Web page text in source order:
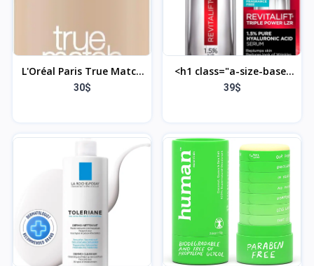
L'Oréal Paris True Match
– Fond de teint liquide
d'acide hyaluronique, 30
ml, teinte : rose vanille
30$
<h1 class="a-size-base-
plus a-text-bold"> À
unordered-list a-vertical
a-spacing-mini"><li
class="a-spacing-mini">
<span class="a-list-
item"> Sérum
d’hydratation intensive :
le sérum à l’acide
hyaluronique pur 1,5 %
39$